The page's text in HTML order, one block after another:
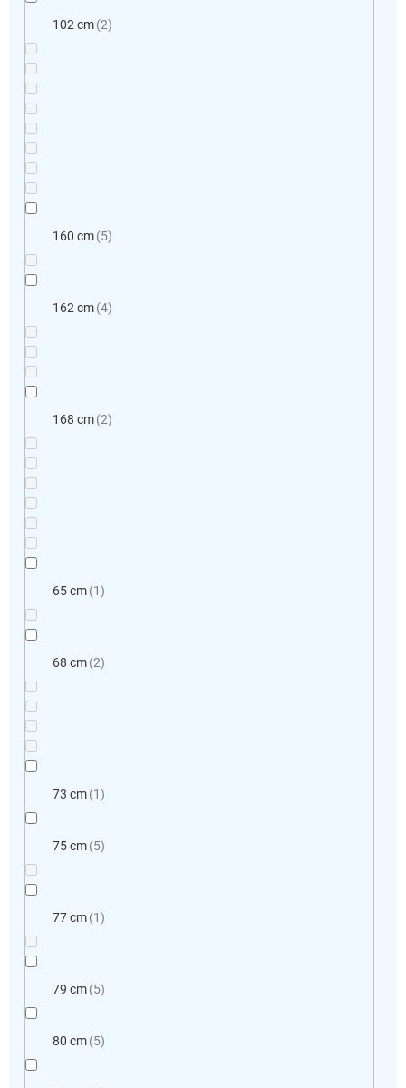
102 cm 2
160 cm 5
162 cm 4
168 cm 2
65 cm 1
68 cm 2
73 cm 1
75 cm 5
77 cm 1
79 cm 5
80 cm 5